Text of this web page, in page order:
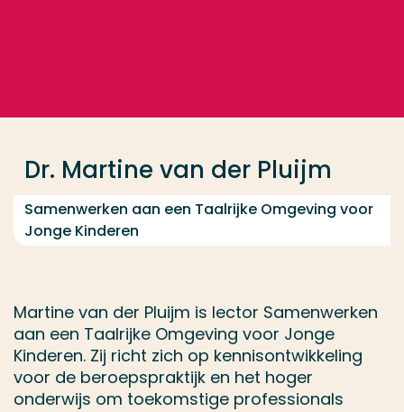
Dr. Martine van der Pluijm
Samenwerken aan een Taalrijke Omgeving voor
Jonge Kinderen
Martine van der Pluijm is lector Samenwerken
aan een Taalrijke Omgeving voor Jonge
Kinderen. Zij richt zich op kennisontwikkeling
voor de beroepspraktijk en het hoger
onderwijs om toekomstige professionals
Contact